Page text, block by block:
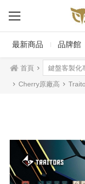
最新商品 品牌館
首頁
Cherry原廠高 Traitors背